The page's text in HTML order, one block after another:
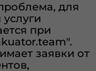
для
при
заявки от